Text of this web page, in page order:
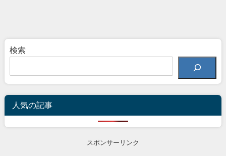
検索
人気の記事
スポンサーリンク